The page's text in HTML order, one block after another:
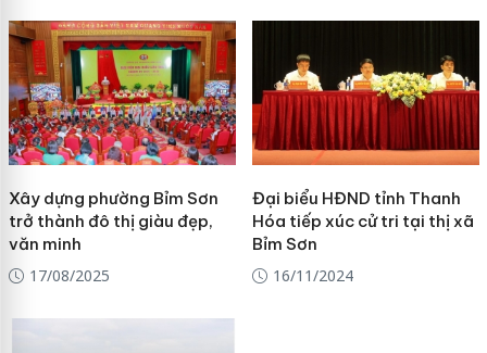
Xây dựng phường Bỉm Sơn
trở thành đô thị giàu đẹp,
văn minh
17/08/2025
Đại biểu HĐND tỉnh Thanh
Hóa tiếp xúc cử tri tại thị xã
Bỉm Sơn
16/11/2024